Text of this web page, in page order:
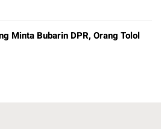
Minta Bubarin DPR, Orang Tolol